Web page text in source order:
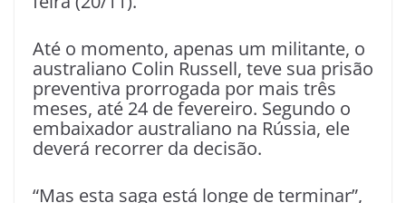
Até o momento, apenas um militante, o
australiano Colin Russell, teve sua prisão
preventiva prorrogada por mais três
meses, até 24 de fevereiro. Segundo o
embaixador australiano na Rússia, ele
deverá recorrer da decisão.
“Mas esta saga está longe de terminar”,